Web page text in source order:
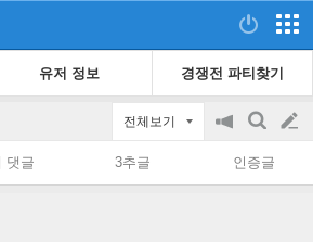
유저 정보 경쟁전 파티찾기
전체보기
공
on/off
검
색
글
쓰
댓글 3추글 인증글